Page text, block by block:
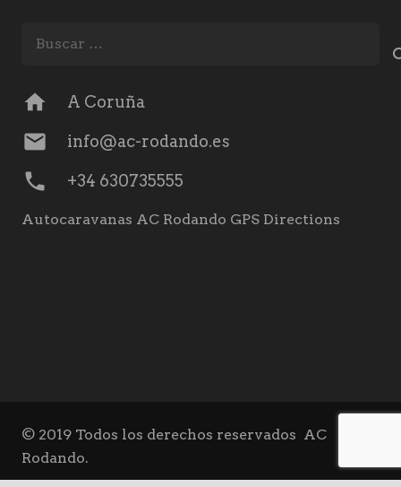
home A Coruña
mail info@ac-rodando.es
phone +34 630735555
Autocaravanas AC Rodando GPS Directions
© 2019 Todos los derechos reservados AC
Rodando.